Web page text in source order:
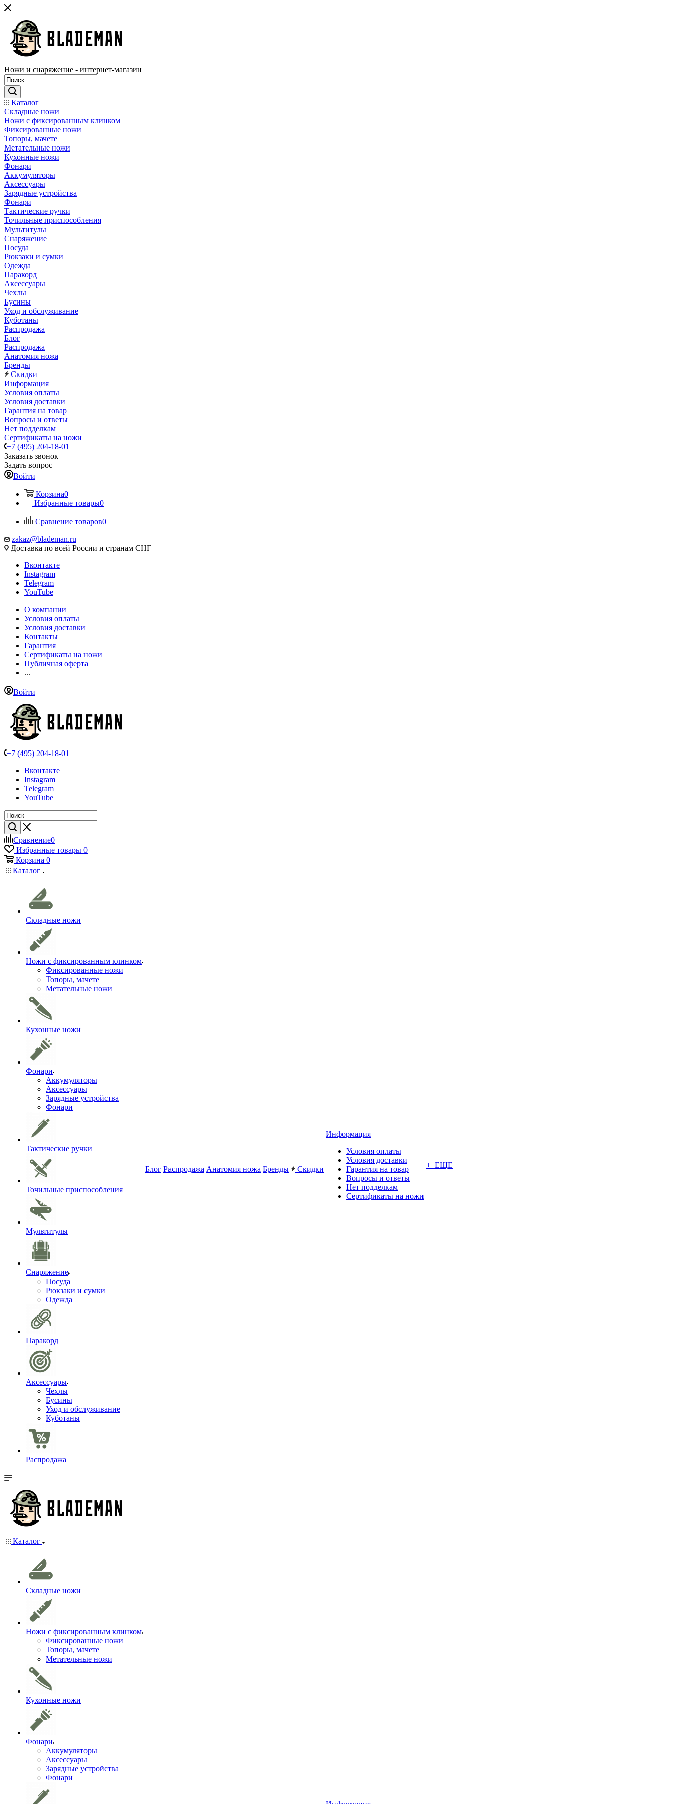
Ножи и снаряжение - интернет-магазин
Каталог
Складные ножи
Ножи с фиксированным клинком
Фиксированные ножи
Топоры, мачете
Метательные ножи
Кухонные ножи
Фонари
Аккумуляторы
Аксессуары
Зарядные устройства
Фонари
Тактические ручки
Точильные приспособления
Мультитулы
Снаряжение
Посуда
Рюкзаки и сумки
Одежда
Паракорд
Аксессуары
Чехлы
Бусины
Уход и обслуживание
Куботаны
Распродажа
Блог
Распродажа
Анатомия ножа
Бренды
Скидки
Информация
Условия оплаты
Условия доставки
Гарантия на товар
Вопросы и ответы
Нет подделкам
Сертификаты на ножи
+7 (495) 204-18-01
Заказать звонок
Задать вопрос
Войти
Корзина0
Избранные товары0
Сравнение товаров0
zakaz@blademan.ru
Доставка по всей России и странам СНГ
Вконтакте
Instagram
Telegram
YouTube
О компании
Условия оплаты
Условия доставки
Контакты
Гарантия
Сертификаты на ножи
Публичная оферта
...
Войти
+7 (495) 204-18-01
Вконтакте
Instagram
Telegram
YouTube
Сравнение0
Избранные товары 0
Корзина 0
Каталог
Складные ножи
Ножи с фиксированным клинком
Фиксированные ножи
Топоры, мачете
Метательные ножи
Кухонные ножи
Фонари
Аккумуляторы
Аксессуары
Зарядные устройства
Фонари
Тактические ручки
Точильные приспособления
Мультитулы
Снаряжение
Посуда
Рюкзаки и сумки
Одежда
Паракорд
Аксессуары
Чехлы
Бусины
Уход и обслуживание
Куботаны
Распродажа
Блог Распродажа Анатомия ножа Бренды Скидки
Информация
Условия оплаты
Условия доставки
Гарантия на товар
Вопросы и ответы
Нет подделкам
Сертификаты на ножи
+ ЕЩЕ
Каталог
Складные ножи
Ножи с фиксированным клинком
Фиксированные ножи
Топоры, мачете
Метательные ножи
Кухонные ножи
Фонари
Аккумуляторы
Аксессуары
Зарядные устройства
Фонари